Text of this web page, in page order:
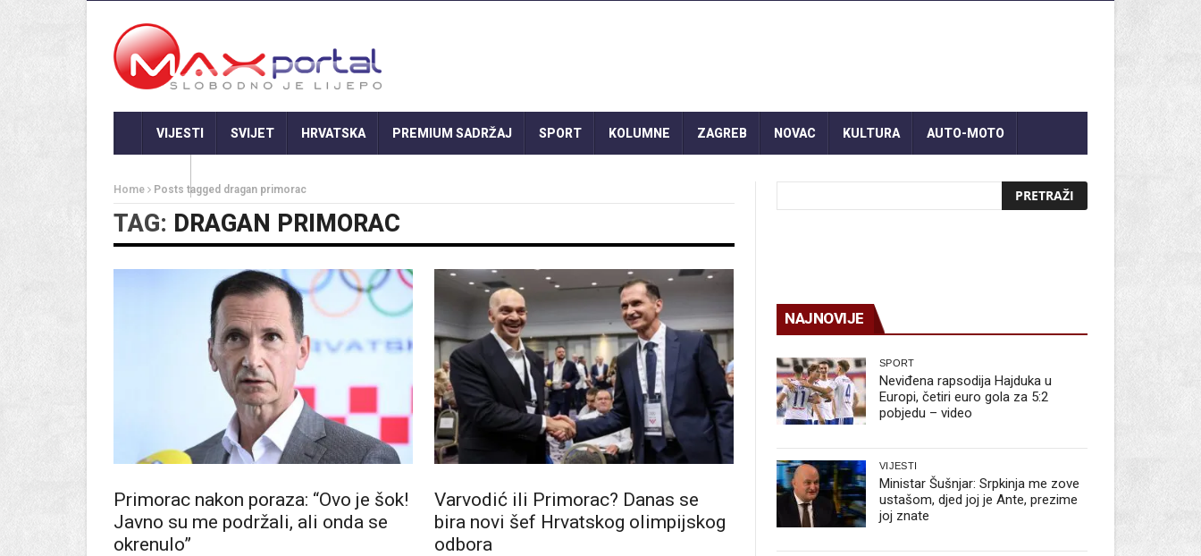
VIJESTI SVIJET HRVATSKA PREMIUM SADRŽAJ SPORT KOLUMNE ZAGREB NOVAC KULTURA AUTO-MOTO
Home Posts tagged dragan primorac
TAG: DRAGAN PRIMORAC
Primorac nakon poraza: “Ovo je šok!
Javno su me podržali, ali onda se
okrenulo”
Varvodić ili Primorac? Danas se
bira novi šef Hrvatskog olimpijskog
odbora
NAJNOVIJE
SPORT
Neviđena rapsodija Hajduka u
Europi, četiri euro gola za 5:2
pobjedu – video
VIJESTI
Ministar Šušnjar: Srpkinja me zove
ustašom, djed joj je Ante, prezime
joj znate